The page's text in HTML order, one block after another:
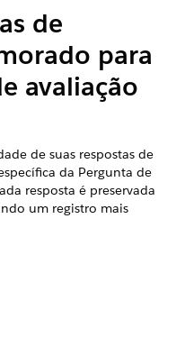
de
para
avaliação
de suas respostas de
da Pergunta de
resposta é preservada
um registro mais